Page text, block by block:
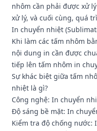
nhôm cần phải được xử
xử lý, và cuối cùng, quá
In chuyển nhiệt
Khi làm các tấm nhôm
nội dung in cần được
tiếp lên tấm nhôm in
Sự khác biệt giữa tấm
nhiệt là gì?
Công nghệ: In chuyển
Độ sáng bề mặt: In
Kiểm tra độ chống nước: